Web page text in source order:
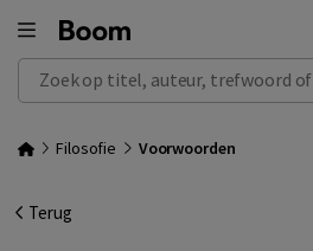
Zoek op titel, auteur, trefwoord of ISBN
Filosofie Voorwoorden
Terug